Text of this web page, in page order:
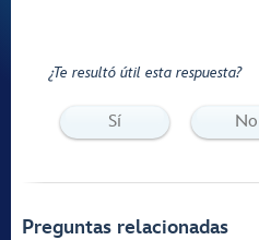
¿Te resultó útil esta respuesta?
Sí No
Preguntas relacionadas